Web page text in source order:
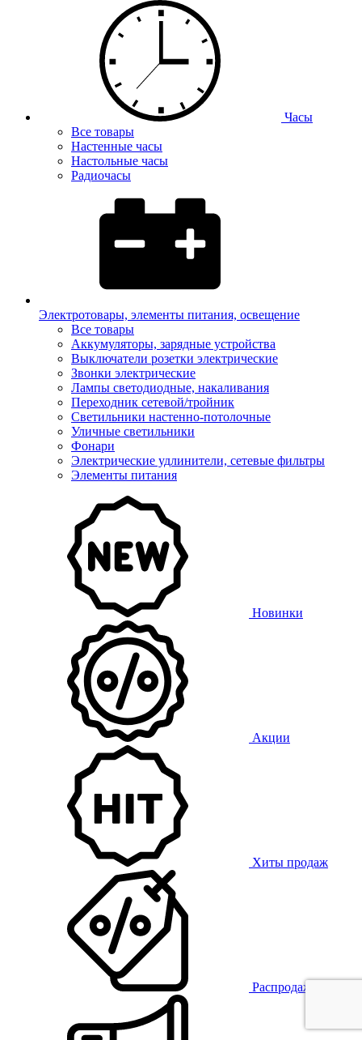
Часы
Все товары
Настенные часы
Настольные часы
Радиочасы
Электротовары, элементы питания, освещение
Все товары
Аккумуляторы, зарядные устройства
Выключатели розетки электрические
Звонки электрические
Лампы светодиодные, накаливания
Переходник сетевой/тройник
Светильники настенно-потолочные
Уличные светильники
Фонари
Электрические удлинители, сетевые фильтры
Элементы питания
Новинки
Акции
Хиты продаж
Распродажа